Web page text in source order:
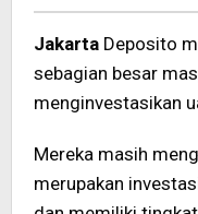
Jakarta Deposito
sebagian besar
menginvestasikan
Mereka masih
merupakan